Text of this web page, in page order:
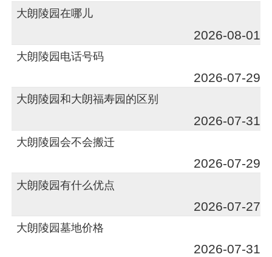
大朗陵园在哪儿
2026-08-01
大朗陵园电话号码
2026-07-29
大朗陵园和大朗福寿园的区别
2026-07-31
大朗陵园会不会搬迁
2026-07-29
大朗陵园有什么优点
2026-07-27
大朗陵园墓地价格
2026-07-31